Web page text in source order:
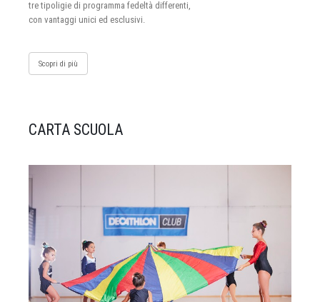
tre tipoligie di programma fedeltà differenti,
con vantaggi unici ed esclusivi.
Scopri di più
CARTA SCUOLA